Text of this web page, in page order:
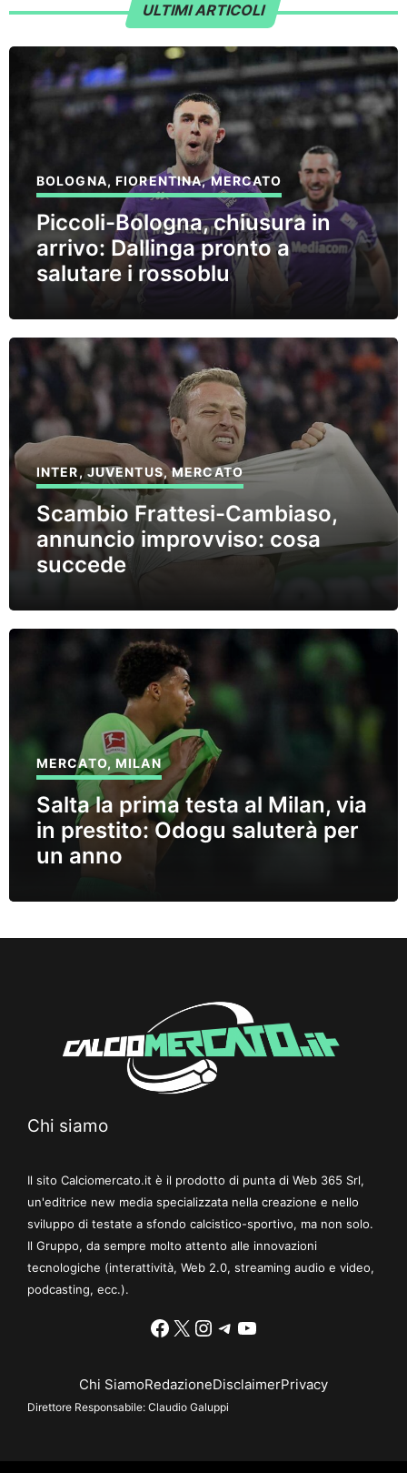
ULTIMI ARTICOLI
BOLOGNA,FIORENTINA,MERCATO
Piccoli-Bologna, chiusura in
arrivo: Dallinga pronto a
salutare i rossoblu
INTER,JUVENTUS,MERCATO
Scambio Frattesi-Cambiaso,
annuncio improvviso: cosa
succede
MERCATO, MILAN
Salta la prima testa al Milan, via
in prestito: Odogu saluterà per
un anno
Chi siamo
Il sito Calciomercato.it è il prodotto di punta di Web 365 Srl,
un'editrice new media specializzata nella creazione e nello
sviluppo di testate a sfondo calcistico-sportivo, ma non solo.
Il Gruppo, da sempre molto attento alle innovazioni
tecnologiche (interattività, Web 2.0, streaming audio e video,
podcasting, ecc.).
Facebook
X Instagram
Telegram
YouTube
Chi SiamoRedazioneDisclaimerPrivacy
Direttore Responsabile: Claudio Galuppi